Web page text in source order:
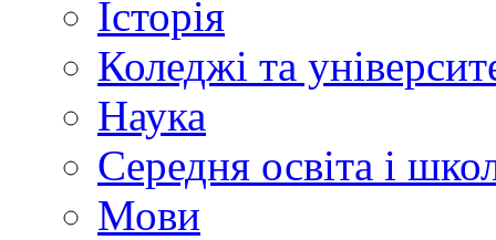
Історія
Коледжі та
Наука
Середня освіта і
Мови